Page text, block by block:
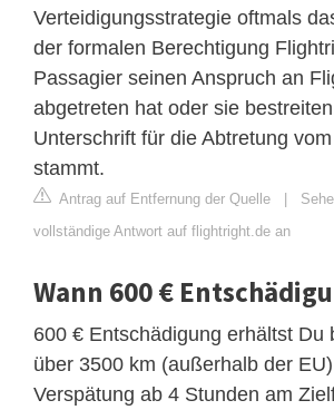
Verteidigungsstrategie oftmals
der formalen Berechtigung
Passagier seinen Anspruch an
abgetreten hat oder sie
Unterschrift für die Abtretung
stammt.
Antrag auf Entfernung der Quelle |
vollständige Antwort auf flightright.de an
Wann 600 €
600 € Entschädigung erhältst Du
über 3500 km (außerhalb der
Verspätung ab 4 Stunden am